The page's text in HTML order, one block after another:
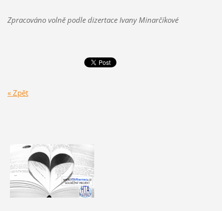
Zpracováno volně podle dizertace Ivany Minarčíkové
« Zpět